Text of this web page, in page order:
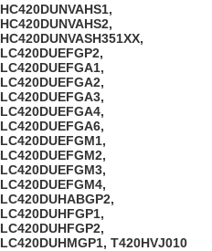
HC420DUNVAHS1,
HC420DUNVAHS2,
HC420DUNVASH351XX,
LC420DUEFGP2,
LC420DUEFGA1,
LC420DUEFGA2,
LC420DUEFGA3,
LC420DUEFGA4,
LC420DUEFGA6,
LC420DUEFGM1,
LC420DUEFGM2,
LC420DUEFGM3,
LC420DUEFGM4,
LC420DUHABGP2,
LC420DUHFGP1,
LC420DUHFGP2,
LC420DUHMGP1, T420HVJ010